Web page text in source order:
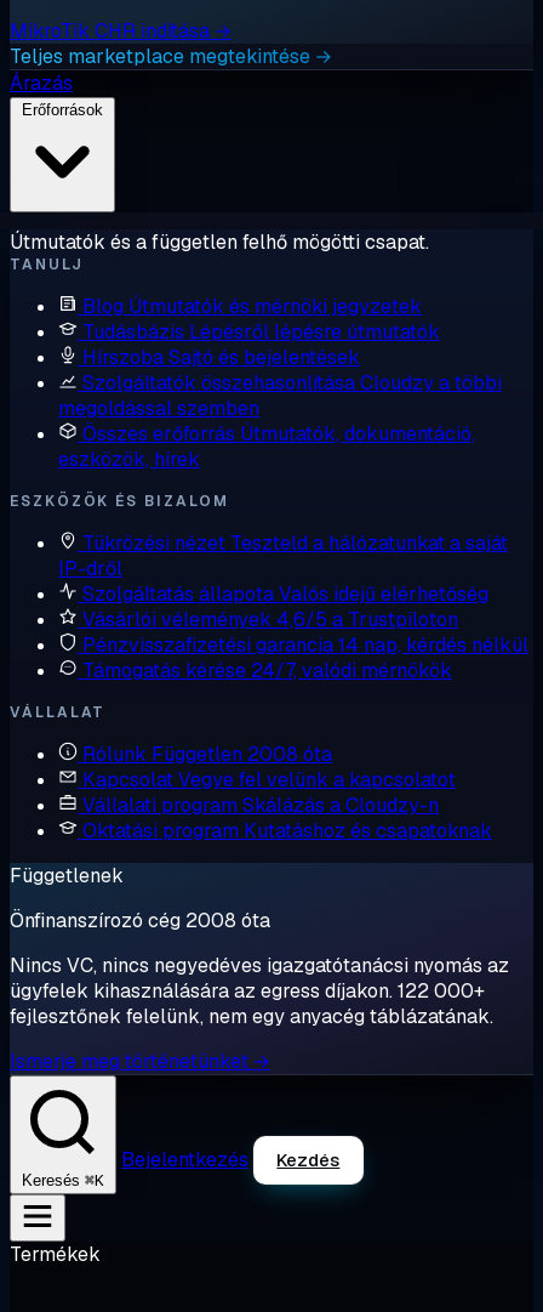
MikroTik CHR indítása →
Teljes marketplace megtekintése →
Árazás
Útmutatók és a független felhő mögötti csapat.
TANULJ
Blog Útmutatók és mérnöki jegyzetek
Tudásbázis Lépésről lépésre útmutatók
HírszobaSajtó és bejelentések
Szolgáltatók összehasonlításaCloudzy a többi
megoldással szemben
Összes erőforrás Útmutatók, dokumentáció,
eszközök, hírek
ESZKÖZÖK ÉS BIZALOM
Tükrözési nézet Teszteld a hálózatunkat a saját
IP-dről
Szolgáltatás állapotaValós idejű elérhetőség
Vásárlói vélemények 4,6/5 a Trustpiloton
Pénzvisszafizetési garancia14 nap, kérdés nélkül
Támogatás kérése 24/7, valódi mérnökök
VÁLLALAT
Rólunk Független 2008 óta
KapcsolatVegye fel velünk a kapcsolatot
Vállalati program Skálázás a Cloudzy-n
Oktatási program Kutatáshoz és csapatoknak
Függetlenek
Önfinanszírozó cég 2008 óta
Nincs VC, nincs negyedéves igazgatótanácsi nyomás az
ügyfelek kihasználására az egress díjakon. 122 000+
fejlesztőnek felelünk, nem egy anyacég táblázatának.
Ismerje meg történetünket →
Keresés ⌘K
Bejelentkezés Kezdés
Termékek